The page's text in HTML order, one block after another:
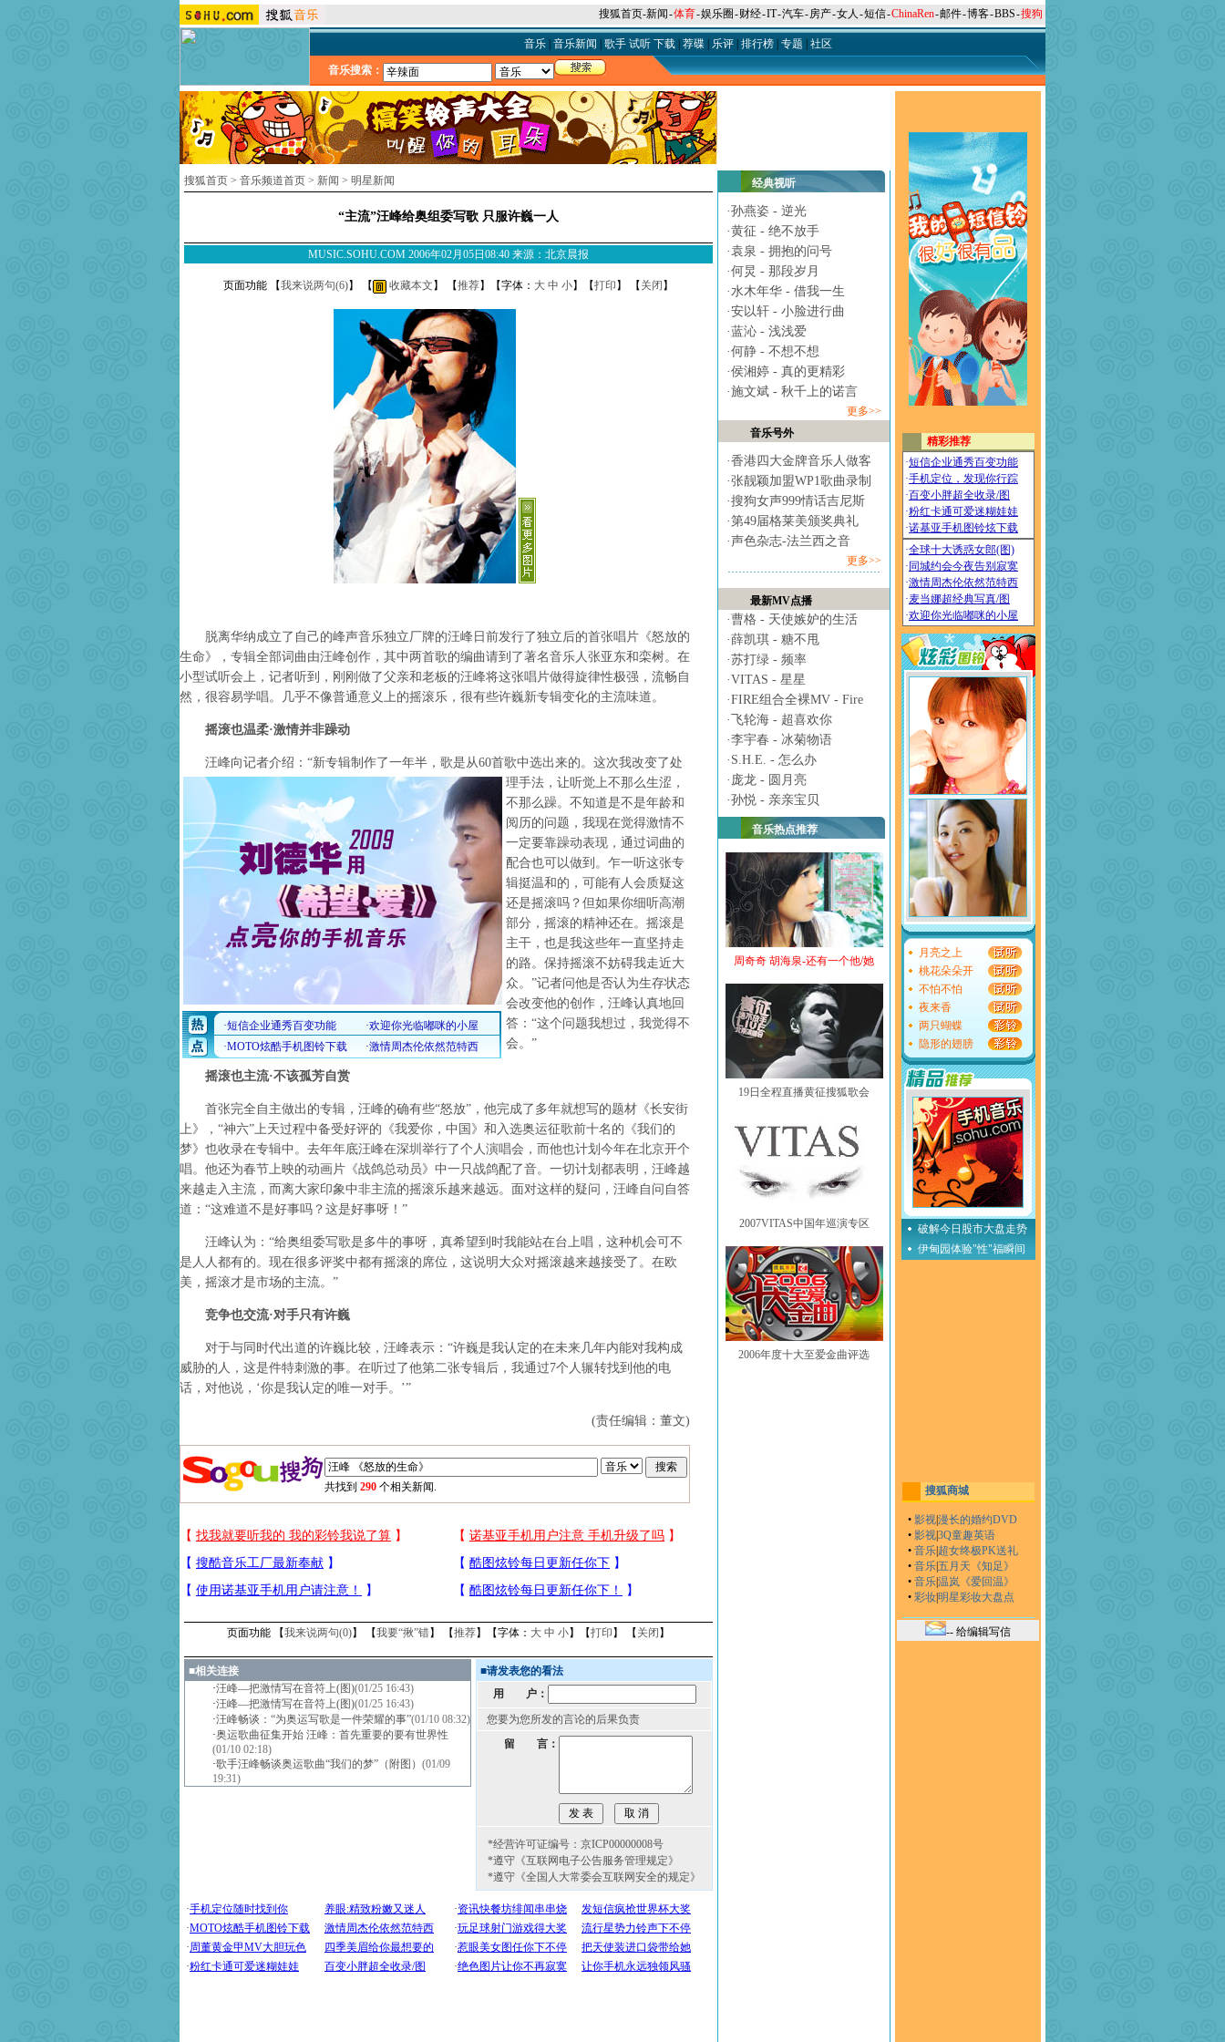
搜狐首页-新闻-体育-娱乐圈 -财经-IT-汽车-房产-女人 -短信-ChinaRen-邮件-博客-BBS-搜狗
音乐| 音乐新闻 歌手 试听 下载| 荐碟| 乐评| 排行榜| 专题 社区
音乐搜索：
搜狐首页 > 音乐频道首页 > 新闻 > 明星新闻
“主流”汪峰给奥组委写歌 只服许巍一人
MUSIC.SOHU.COM 2006年02月05日08:40 来源：北京晨报
页面功能 【我来说两句(6)】 【 收藏本文 】 【推荐】【字体： 大 中 小】【打印 】 【 关闭 】
脱离华纳成立了自己的峰声音乐独立厂牌的汪峰日前发行了独立后的首张唱片《怒放的
生命》，专辑全部词曲由汪峰创作，其中两首歌的编曲请到了著名音乐人张亚东和栾树。在
小型试听会上，记者听到，刚刚做了父亲和老板的汪峰将这张唱片做得旋律性极强，流畅自
然，很容易学唱。几乎不像普通意义上的摇滚乐，很有些许巍新专辑变化的主流味道。
摇滚也温柔·激情并非躁动
汪峰向记者介绍：“新专辑制作了一年半，歌是从60首歌中选出来的。 这次我改变了处
理手法，让听觉上不那么生涩，
不那么躁。不知道是不是年龄和
阅历的问题，我现在觉得激情不
一定要靠躁动表现，通过词曲的
配合也可以做到。乍一听这张专
辑挺温和的，可能有人会质疑这
还是摇滚吗？但如果你细听高潮
部分，摇滚的精神还在。摇滚是
主干，也是我这些年一直坚持走
的路。保持摇滚不妨碍我走近大
众。”记者问他是否认为生存状态
会改变他的创作，汪峰认真地回
答：“这个问题我想过，我觉得不
会。”
摇滚也主流·不该孤芳自赏
首张完全自主做出的专辑，汪峰的确有些“怒放”，他完成了多年就想写的题材《长安街
上》，“神六”上天过程中备受好评的《我爱你，中国》和入选奥运征歌前十名的《我们的
梦》也收录在专辑中。去年年底汪峰在深圳举行了个人演唱会，而他也计划今年在北京开个
唱。他还为春节上映的动画片《战鸽总动员》中一只战鸽配了音。一切计划都表明，汪峰越
来越走入主流，而离大家印象中非主流的摇滚乐越来越远。面对这样的疑问，汪峰自问自答
道：“这难道不是好事吗？这是好事呀！”
汪峰认为：“给奥组委写歌是多牛的事呀，真希望到时我能站在台上唱，这种机会可不
是人人都有的。现在很多评奖中都有摇滚的席位，这说明大众对摇滚越来越接受了。在欧
美，摇滚才是市场的主流。”
竞争也交流·对手只有许巍
对于与同时代出道的许巍比较，汪峰表示：“许巍是我认定的在未来几年内能对我构成
威胁的人，这是件特刺激的事。在听过了他第二张专辑后，我通过7个人辗转找到他的电
话，对他说，‘你是我认定的唯一对手。’”
(责任编辑：董文)
共找到 290 个相关新闻.
页面功能 【我来说两句(0)】 【我要“揪”错】 【推荐】【字体： 大 中 小】【打印 】 【 关闭 】
■相关连接
·汪峰—把激情写在音符上(图)(01/25 16:43)
·汪峰—把激情写在音符上(图)(01/25 16:43)
·汪峰畅谈：“为奥运写歌是一件荣耀的事”(01/10 08:32)
·奥运歌曲征集开始 汪峰：首先重要的要有世界性
(01/10 02:18)
·歌手汪峰畅谈奥运歌曲“我们的梦”（附图） (01/09
19:31)
■请发表您的看法
用 户：
您要为您所发的言论的后果负责
留 言：
*经营许可证编号：京ICP00000008号
*遵守《互联网电子公告服务管理规定》
*遵守《全国人大常委会互联网安全的规定》
经典视听
·孙燕姿 - 逆光
·黄征 - 绝不放手
·袁泉 - 拥抱的问号
·何炅 - 那段岁月
·水木年华 - 借我一生
·安以轩 - 小脸进行曲
·蓝沁 - 浅浅爱
·何静 - 不想不想
·侯湘婷 - 真的更精彩
·施文斌 - 秋千上的诺言
更多>>
音乐号外
·香港四大金牌音乐人做客
·张靓颖加盟WP1歌曲录制
·搜狗女声999情话吉尼斯
·第49届格莱美颁奖典礼
·声色杂志-法兰西之音
更多>>
最新MV点播
·曹格 - 天使嫉妒的生活
·薛凯琪 - 糖不甩
·苏打绿 - 频率
·VITAS - 星星
·FIRE组合全裸MV - Fire
· 飞轮海 - 超喜欢你
·李宇春 - 冰菊物语
· S.H.E. - 怎么办
· 庞龙 - 圆月亮
·孙悦 - 亲亲宝贝
音乐热点推荐
周奇奇 胡海泉-还有一个他/她
19日全程直播黄征搜狐歌会
2007VITAS中国年巡演专区
2006年度十大至爱金曲评选
月亮之上
桃花朵朵开
不怕不怕
夜来香
两只蝴蝶
隐形的翅膀
破解今日股市大盘走势
伊甸园体验"性"福瞬间
搜狐商城
• 影视漫长的婚约DVD
• 影视3Q童趣英语
• 音乐 超女终极PK送礼
• 音乐五月天《知足》
• 音乐温岚《爱回温》
• 彩妆明星彩妆大盘点
-- 给编辑写信